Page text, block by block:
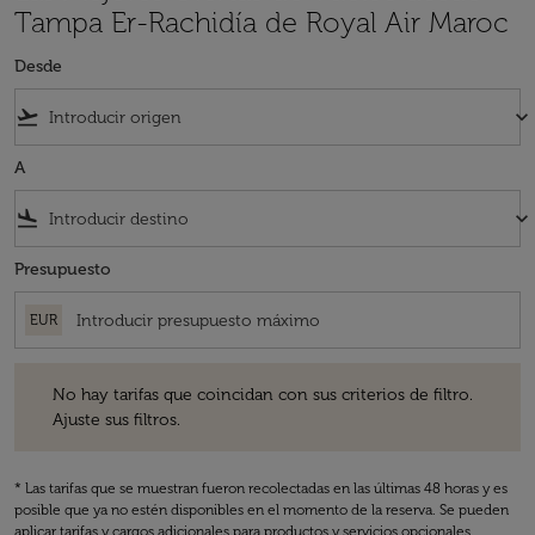
Tampa Er-Rachidía de Royal Air Maroc
Desde
flight_takeoff keyboard_arrow_down
A
flight_land keyboard_arrow_down
Presupuesto
EUR
No hay tarifas que coincidan con sus criterios de filtro.
Ajuste sus filtros.
* Las tarifas que se muestran fueron recolectadas en las últimas 48 horas y es
posible que ya no estén disponibles en el momento de la reserva. Se pueden
aplicar tarifas y cargos adicionales para productos y servicios opcionales.